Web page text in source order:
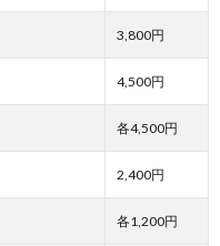
3,800円
4,500円
各4,500円
2,400円
各1,200円